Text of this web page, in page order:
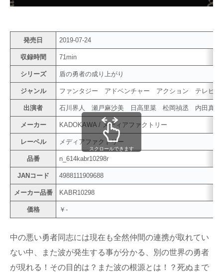
発売日 2019-07-24
収録時間 71min
シリーズ 盾の勇者の成り上がり
ジャンル ファンタジー アドベンチャー アクション テレビ
出演者 石川界人 瀬戸麻沙美 日高里菜 松岡禎丞 内田
メーカー KADOKAWA / メディアファクトリー
レーベル メディアファクトリー
品番 n_614kabr10298r
JANコード 4988111909688
メーカー品番 KABR10298
価格 ￥-
スクロールできます
中の悪い勇者同志には現在も全然仲間の連携が取れてい
ない中、また波が発生する事が分かる、別の世界の勇者
が現れる！その目的は？また波の根源とは！？死ぬまで